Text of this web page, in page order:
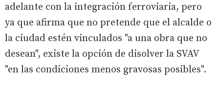
adelante con la integración ferroviaria, pero
ya que afirma que no pretende que el alcalde o
la ciudad estén vinculados "a una obra que no
desean", existe la opción de disolver la SVAV
"en las condiciones menos gravosas posibles".